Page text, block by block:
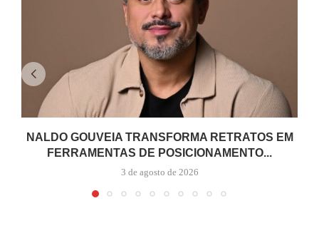
NALDO GOUVEIA TRANSFORMA RETRATOS EM
FERRAMENTAS DE POSICIONAMENTO...
3 de agosto de 2026